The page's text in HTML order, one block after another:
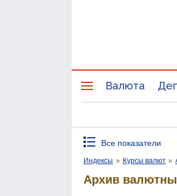
Валюта
Все показатели
Индексы » Курсы валют »
Архив